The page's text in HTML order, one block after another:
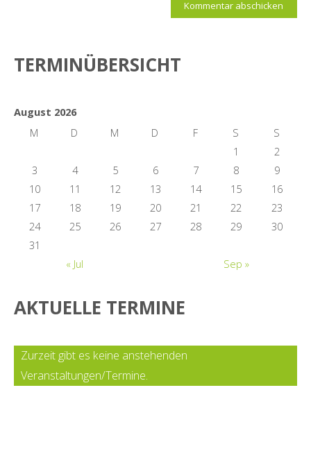
TERMINÜBERSICHT
August 2026
M
D M D F S
S
1
2
3
4 5 6 7 8
9
10
11 12 13 14 15
16
17
18 19 20 21 22
23
24
25 26 27 28 29
30
31
« Jul
Sep »
AKTUELLE TERMINE
Zurzeit gibt es keine anstehenden
Veranstaltungen/Termine.